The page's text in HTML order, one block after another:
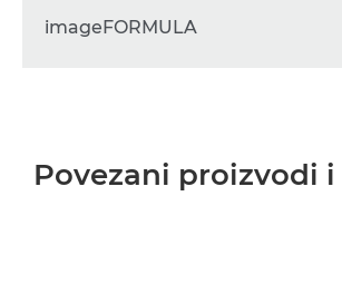
imageFORMULA
Povezani proizvodi i